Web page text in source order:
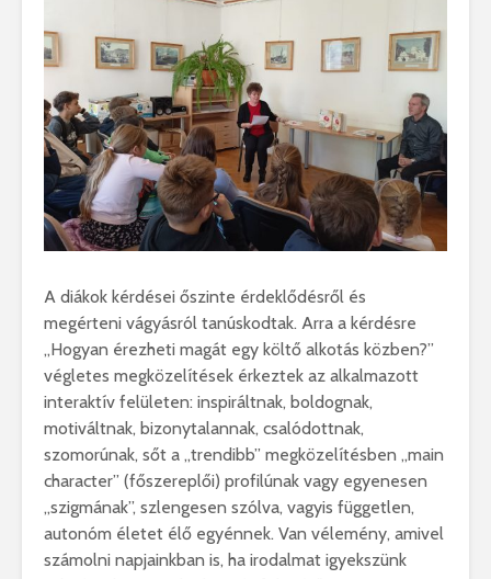
A diákok kérdései őszinte érdeklődésről és
megérteni vágyásról tanúskodtak. Arra a kérdésre
,,Hogyan érezheti magát egy költő alkotás közben?”
végletes megközelítések érkeztek az alkalmazott
interaktív felületen: inspiráltnak, boldognak,
motiváltnak, bizonytalannak, csalódottnak,
szomorúnak, sőt a „trendibb” megközelítésben ,,main
character” (főszereplői) profilúnak vagy egyenesen
„szigmának”, szlengesen szólva, vagyis független,
autonóm életet élő egyénnek. Van vélemény, amivel
számolni napjainkban is, ha irodalmat igyekszünk